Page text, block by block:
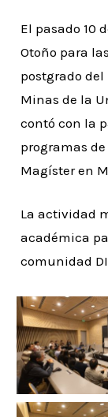
El pasado 10
Otoño para
postgrado
Minas de la
contó con la
programas
Magíster en
La actividad
académica
comunidad